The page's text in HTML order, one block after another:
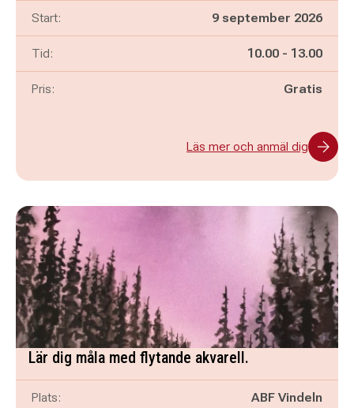
Start: 9 september 2026
Tid: Pågår mellan
10.00 - och
13.00
Pris: Gratis
Läs mer och anmäl dig
Lär dig måla med flytande akvarell.
Plats:
ABF Vindeln